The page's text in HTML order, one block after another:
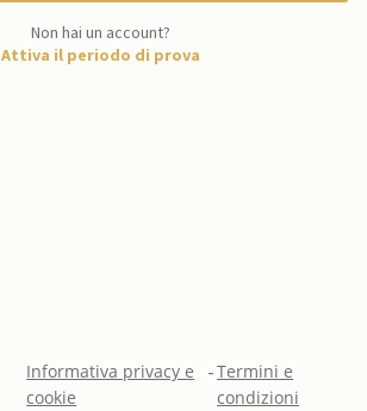
Non hai un account?
Attiva il periodo di prova
Informativa privacy e
cookie
-Termini e
condizioni